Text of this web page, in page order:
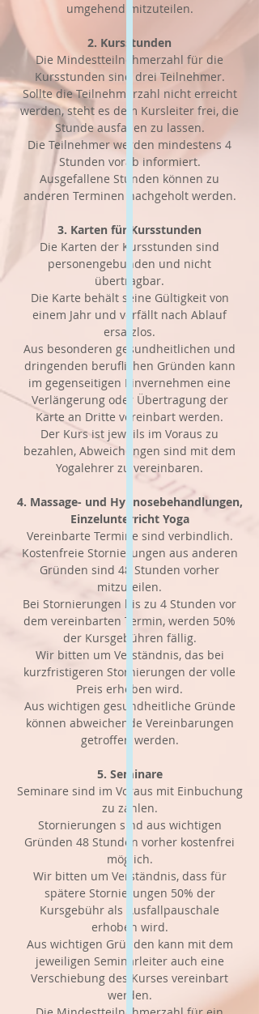
umgehend mitzuteilen.
2. Kursstunden
Die Mindestteilnehmerzahl für die
Kursstunden sind drei Teilnehmer.
Sollte die Teilnehmerzahl nicht erreicht
werden, steht es dem Kursleiter frei, die
Stunde ausfallen zu lassen.
Die Teilnehmer werden mindestens 4
Stunden vorab informiert.
Ausgefallene Stunden können zu
anderen Terminen nachgeholt werden.
3. Karten für Kursstunden
Die Karten der Kursstunden sind
personengebunden und nicht
übertragbar.
Die Karte behält seine Gültigkeit von
einem Jahr und verfällt nach Ablauf
ersatzlos.
Aus besonderen gesundheitlichen und
dringenden beruflichen Gründen kann
im gegenseitigen Einvernehmen eine
Verlängerung oder Übertragung der
Karte an Dritte vereinbart werden.
Der Kurs ist jeweils im Voraus zu
bezahlen, Abweichungen sind mit dem
Yogalehrer zu vereinbaren.
4. Massage- und Hypnosebehandlungen,
Einzelunterricht Yoga
Vereinbarte Termine sind verbindlich.
Kostenfreie Stornierungen aus anderen
Gründen sind 48 Stunden vorher
mitzuteilen.
Bei Stornierungen bis zu 4 Stunden vor
dem vereinbarten Termin, werden 50%
der Kursgebühren fällig.
Wir bitten um Verständnis, das bei
kurzfristigeren Stornierungen der volle
Preis erhoben wird.
Aus wichtigen gesundheitliche Gründe
können abweichende Vereinbarungen
getroffen werden.
5. Seminare
Seminare sind im Voraus mit Einbuchung
zu zahlen.
Stornierungen sind aus wichtigen
Gründen 48 Stunden vorher kostenfrei
möglich.
Wir bitten um Verständnis, dass für
spätere Stornierungen 50% der
Kursgebühr als Ausfallpauschale
erhoben wird.
Aus wichtigen Gründen kann mit dem
jeweiligen Seminarleiter auch eine
Verschiebung des Kurses vereinbart
werden.